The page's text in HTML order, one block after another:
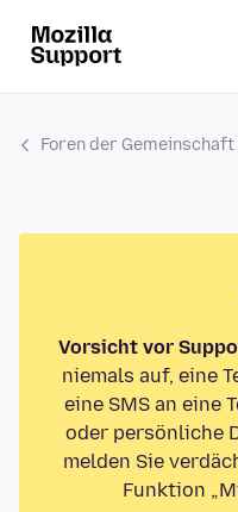
Foren der Gemeinschaft
Vorsicht vor
niemals auf, eine
eine SMS an eine
oder persönliche
melden Sie
Funktion